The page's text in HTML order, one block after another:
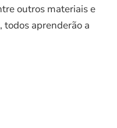
outros materiais e
aprenderão a